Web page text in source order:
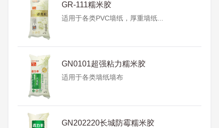
GR-111糯米胶
适用于各类PVC墙纸，厚重墙纸...
GN0101超强粘力糯米胶
适用于各类墙纸墙布
GN202220长城防霉糯米胶